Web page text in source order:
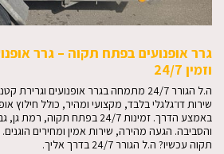
גרר אופנועים בפתח תקוה – גרר
וזמין 24/7
ה.ל הגורר 24/7 מתמחה בגרר אופנועים
שירות דו־גלגלי בלבד, מקצועי ומהיר, כולל חילוץ
באמצע הדרך. זמינות 24/7 בפתח
והסביבה. הגעה מהירה, שירות אמין ומחירים
תקוה עכשיו? ה.ל הגורר 24/7 בדרך אליך.